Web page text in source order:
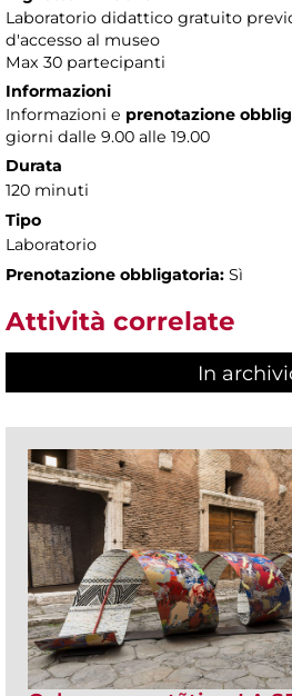
Laboratorio didattico gratuito
d'accesso al museo
Max 30 partecipanti
Informazioni
Informazioni e prenotazione
giorni dalle 9.00 alle 19.00
Durata
120 minuti
Tipo
Laboratorio
Prenotazione obbligatoria: Sì
Attività correlate
In